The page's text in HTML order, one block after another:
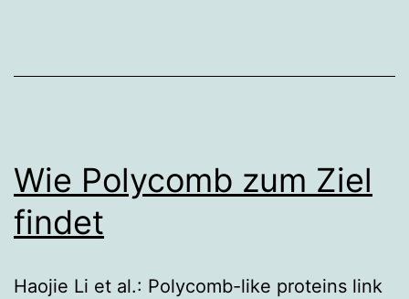
Wie Polycomb zum Ziel
findet
Haojie Li et al.: Polycomb-like proteins link